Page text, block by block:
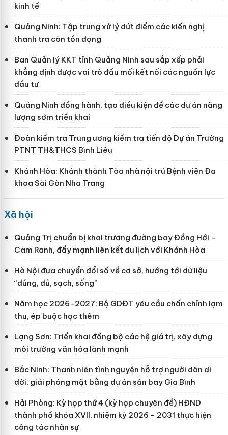
kinh tế
Quảng Ninh: Tập trung xử lý dứt điểm các kiến nghị
thanh tra còn tồn đọng
Ban Quản lý KKT tỉnh Quảng Ninh sau sắp xếp phải
khẳng định được vai trò đầu mối kết nối các nguồn lực
đầu tư
Quảng Ninh đồng hành, tạo điều kiện để các dự án năng
lượng sớm triển khai
Đoàn kiểm tra Trung ương kiểm tra tiến độ Dự án Trường
PTNT TH&THCS Bình Liêu
Khánh Hòa: Khánh thành Tòa nhà nội trú Bệnh viện Đa
khoa Sài Gòn Nha Trang
Xã hội
Quảng Trị chuẩn bị khai trương đường bay Đồng Hới -
Cam Ranh, đẩy mạnh liên kết du lịch với Khánh Hòa
Hà Nội đưa chuyển đổi số về cơ sở, hướng tới dữ liệu
“đúng, đủ, sạch, sống”
Năm học 2026-2027: Bộ GDĐT yêu cầu chấn chỉnh lạm
thu, ép buộc học thêm
Lạng Sơn: Triển khai đồng bộ các hệ giá trị, xây dựng
môi trường văn hóa lành mạnh
Bắc Ninh: Thanh niên tình nguyện hỗ trợ người dân di
dời, giải phóng mặt bằng dự án sân bay Gia Bình
Hải Phòng: Kỳ họp thứ 4 (kỳ họp chuyên đề) HĐND
thành phố khóa XVII, nhiệm kỳ 2026 - 2031 thực hiện
công tác nhân sự